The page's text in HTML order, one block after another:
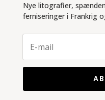
Nye litografier,
ferniseringer i Frankrig